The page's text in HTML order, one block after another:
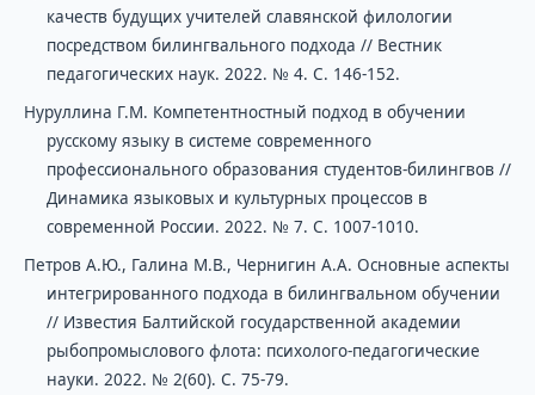
качеств будущих учителей славянской филологии
посредством билингвального подхода // Вестник
педагогических наук. 2022. № 4. С. 146-152.
Нуруллина Г.М. Компетентностный подход в обучении
русскому языку в системе современного
профессионального образования студентов-билингвов //
Динамика языковых и культурных процессов в
современной России. 2022. № 7. С. 1007-1010.
Петров А.Ю., Галина М.В., Чернигин А.А. Основные аспекты
интегрированного подхода в билингвальном обучении
// Известия Балтийской государственной академии
рыбопромыслового флота: психолого-педагогические
науки. 2022. № 2(60). С. 75-79.